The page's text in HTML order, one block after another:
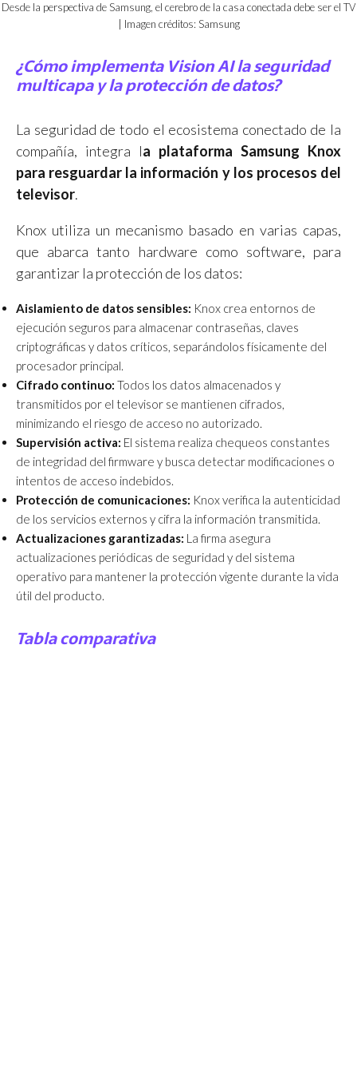
Desde la perspectiva de Samsung, el cerebro de la casa conectada debe ser el TV
| Imagen créditos: Samsung
¿Cómo implementa Vision AI la seguridad
multicapa y la protección de datos?
La seguridad de todo el ecosistema conectado de la
compañía, integra la plataforma Samsung Knox
para resguardar la información y los procesos del
televisor.
Knox utiliza un mecanismo basado en varias capas,
que abarca tanto hardware como software, para
garantizar la protección de los datos:
Aislamiento de datos sensibles: Knox crea entornos de
ejecución seguros para almacenar contraseñas, claves
criptográficas y datos críticos, separándolos físicamente del
procesador principal.
Cifrado continuo: Todos los datos almacenados y
transmitidos por el televisor se mantienen cifrados,
minimizando el riesgo de acceso no autorizado.
Supervisión activa: El sistema realiza chequeos constantes
de integridad del firmware y busca detectar modificaciones o
intentos de acceso indebidos.
Protección de comunicaciones: Knox verifica la autenticidad
de los servicios externos y cifra la información transmitida.
Actualizaciones garantizadas: La firma asegura
actualizaciones periódicas de seguridad y del sistema
operativo para mantener la protección vigente durante la vida
útil del producto.
Tabla comparativa